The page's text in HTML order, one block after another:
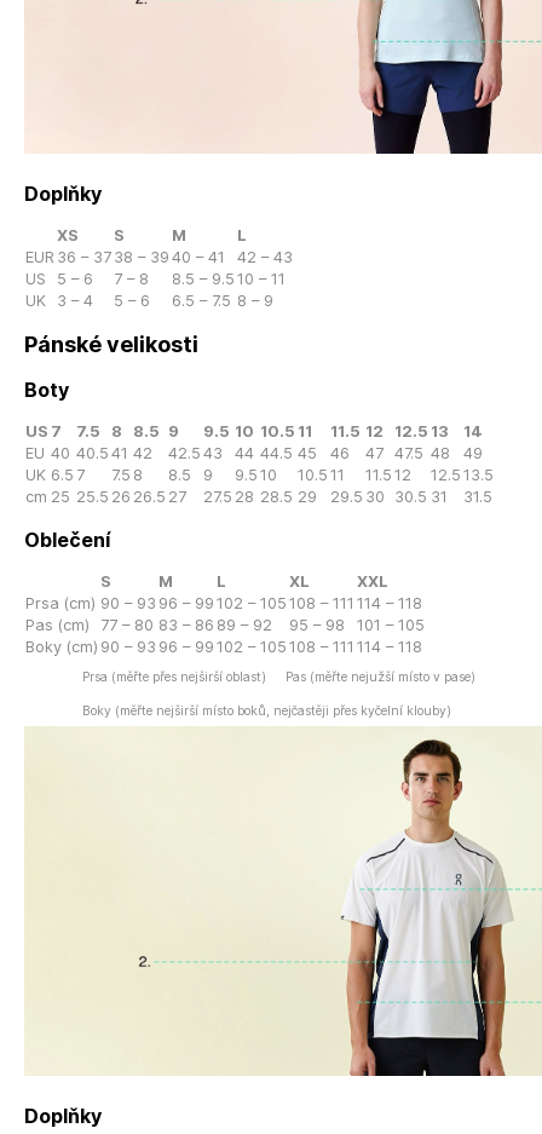
Doplňky
XS S M
L
EUR 36 – 37 38 – 39 40 – 41
42 – 43
US
5 – 6 7 – 8 8.5 – 9.5 10 – 11
UK
3 – 4 5 – 6 6.5 – 7.5 8 – 9
Pánské velikosti
Boty
US 7 7.5 8 8.5 9 9.5 10 10.5 11 11.5 12 12.5 13
14
EU 40 40.5 41 42 42.5 43 44 44.5 45 46 47 47.5 48
49
UK 6.5 7 7.5 8 8.5 9 9.5 10 10.5 11 11.5 12 12.5 13.5
cm 25 25.5 26 26.5 27 27.5 28 28.5 29 29.5 30 30.5 31 31.5
Oblečení
S M L XL
XXL
Prsa (cm) 90 – 93 96 – 99 102 – 105 108 – 111 114 – 118
Pas (cm)
77 – 80 83 – 86 89 – 92 95 – 98
101 – 105
Boky (cm) 90 – 93 96 – 99 102 – 105 108 – 111 114 – 118
Prsa (měřte přes nejširší oblast) Pas (měřte nejužší místo v pase)
Boky (měřte nejširší místo boků, nejčastěji přes kyčelní klouby)
Doplňky